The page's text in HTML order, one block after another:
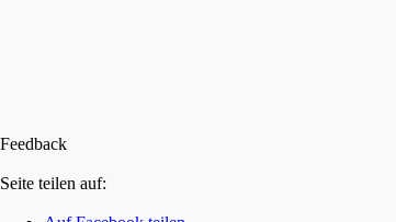
Feedback
Seite teilen auf: